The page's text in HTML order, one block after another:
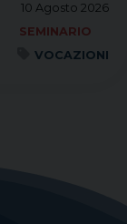
10 Agosto 2026
SEMINARIO
VOCAZIONI